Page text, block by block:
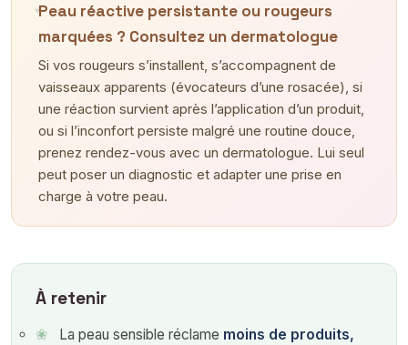
Peau réactive persistante ou rougeurs
marquées ? Consultez un dermatologue
Si vos rougeurs s’installent, s’accompagnent de
vaisseaux apparents (évocateurs d’une rosacée), si
une réaction survient après l’application d’un produit,
ou si l’inconfort persiste malgré une routine douce,
prenez rendez-vous avec un dermatologue. Lui seul
peut poser un diagnostic et adapter une prise en
charge à votre peau.
À retenir
La peau sensible réclame moins de produits,